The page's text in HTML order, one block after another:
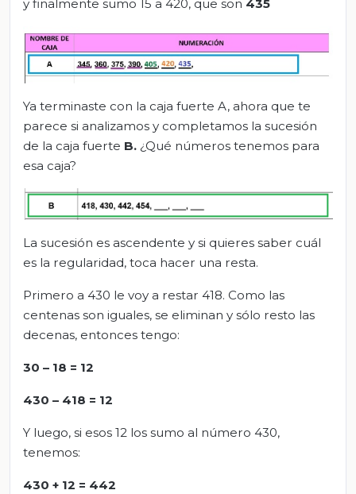
y finalmente sumo 15 a 420, que son 435
Ya terminaste con la caja fuerte A, ahora que te
parece si analizamos y completamos la sucesión
de la caja fuerte B. ¿Qué números tenemos para
esa caja?
La sucesión es ascendente y si quieres saber cuál
es la regularidad, toca hacer una resta.
Primero a 430 le voy a restar 418. Como las
centenas son iguales, se eliminan y sólo resto las
decenas, entonces tengo:
30 – 18 = 12
430 – 418 = 12
Y luego, si esos 12 los sumo al número 430,
tenemos:
430 + 12 = 442